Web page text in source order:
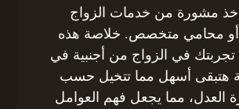
مشورة من خدمات الزواج
أو محامي متخصص. خلاصة هذه
تجربتك في الزواج من أجنبية في
هتبقى أسهل مما تتخيل حسب
العدل، مما يجعل فهم العوامل